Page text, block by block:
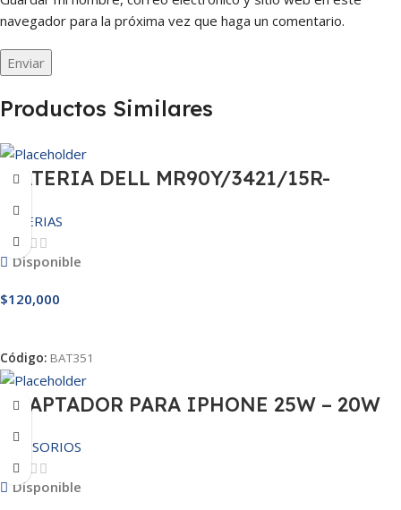
navegador para la próxima vez que haga un comentario.
Productos Similares
BATERIA DELL MR90Y/3421/15R-
3521/5421/3425 14.8V
BATERIAS
Disponible
$120,000
Código: BAT351
ADAPTADOR PARA IPHONE 25W – 20W
ACCESORIOS
Disponible